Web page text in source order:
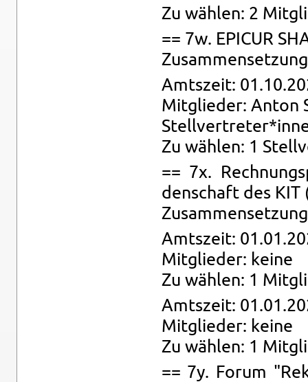
Zu wäh­len: 2
== 7w. EPI­CUR
Amts­zeit:
Mit­glie­der: Anton
Zu wäh­len: 1
== 7x.
den­schaft des KIT
Amts­zeit:
Mit­glie­der: keine
Zu wäh­len: 1
Amts­zeit:
Mit­glie­der: keine
Zu wäh­len: 1
== 7y. Forum